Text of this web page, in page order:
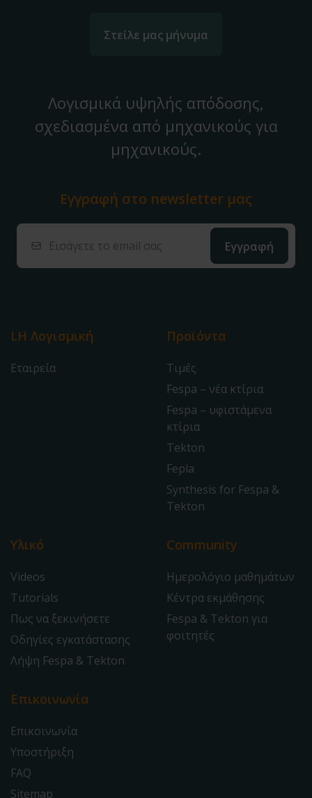
Στείλε μας μήνυμα
Λογισμικά υψηλής απόδοσης,
σχεδιασμένα από μηχανικούς για
μηχανικούς.
LH Λογισμική
Εταιρεία
Προϊόντα
Τιμές
Fespa – νέα κτίρια
Fespa – υφιστάμενα
κτίρια
Tekton
Fepla
Synthesis for Fespa &
Tekton
Υλικό
Videos
Tutorials
Πως να ξεκινήσετε
Οδηγίες εγκατάστασης
Λήψη Fespa & Tekton
Community
Ημερολόγιο μαθημάτων
Κέντρα εκμάθησης
Fespa & Tekton για
φοιτητές
Επικοινωνία
Επικοινωνία
Υποστήριξη
FAQ
Sitemap
Εγγραφή στο newsletter μας